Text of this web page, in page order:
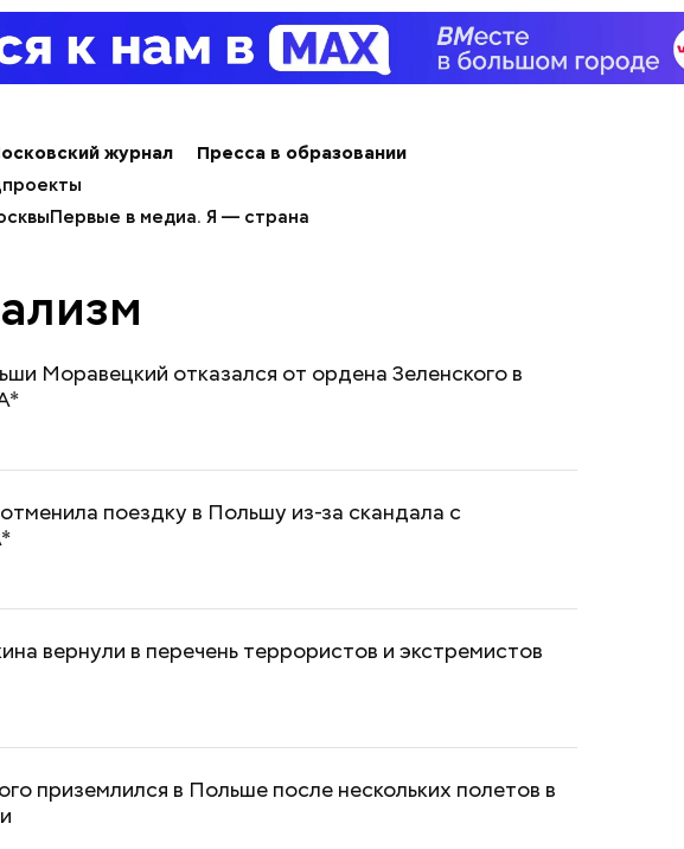
журнал
Пресса в образовании
Первые в медиа. Я — страна
Моравецкий отказался от ордена Зеленского в
поездку в Польшу из-за скандала с
вернули в перечень террористов и экстремистов
приземлился в Польше после нескольких полетов в